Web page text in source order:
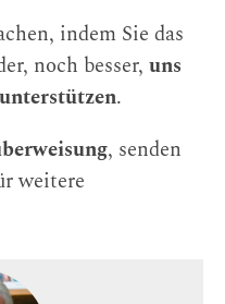
indem Sie das
noch besser, uns
unterstützen.
, senden
weitere